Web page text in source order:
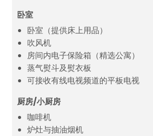
卧室
卧室（提供床上用品）
吹风机
房间内电子保险箱（精选公寓）
蒸气熨斗及熨衣板
可接收有线电视频道的平板电视
厨房/小厨房
咖啡机
炉灶与抽油烟机